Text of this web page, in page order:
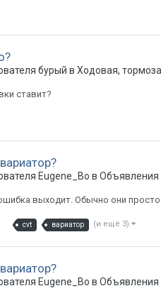
бурый в Ходовая,
ставит?
Eugene_Bo в Объявления
выходит. Обычно они
cvt вариатор (и ещё 3)
Eugene_Bo в Объявления